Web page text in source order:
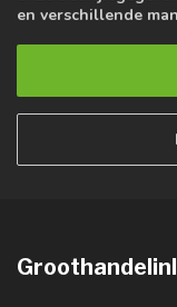
en verschillende